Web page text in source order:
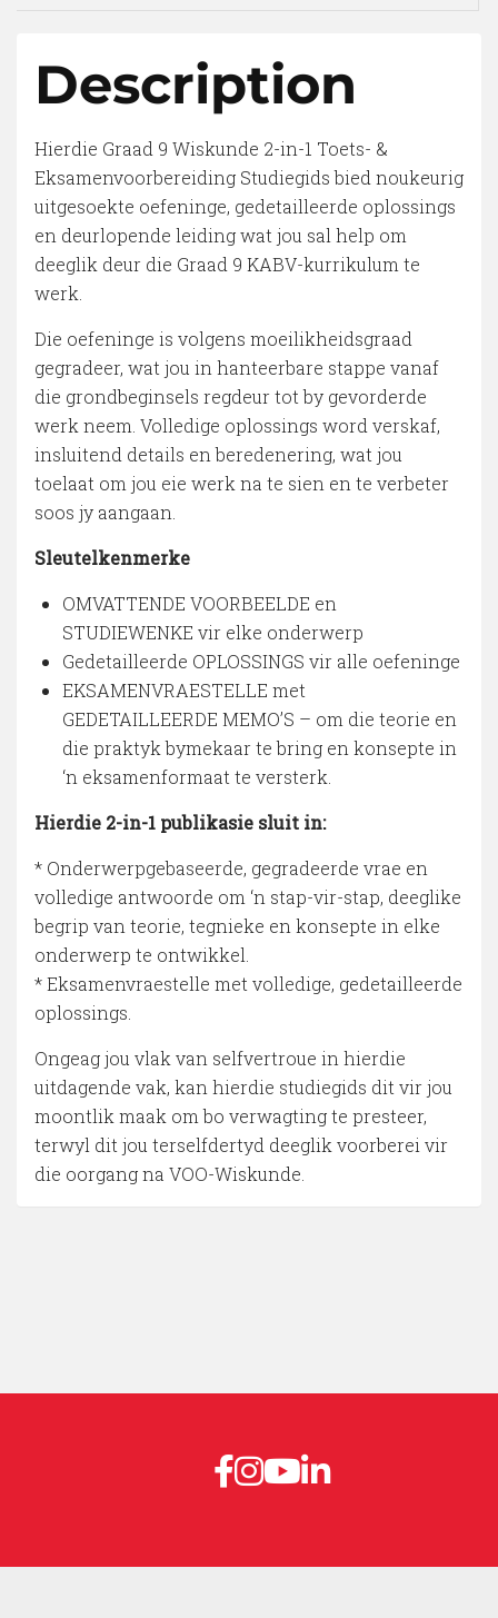
Description
Hierdie Graad 9 Wiskunde 2-in-1 Toets- &
Eksamenvoorbereiding Studiegids bied noukeurig
uitgesoekte oefeninge, gedetailleerde oplossings
en deurlopende leiding wat jou sal help om
deeglik deur die Graad 9 KABV-kurrikulum te
werk.
Die oefeninge is volgens moeilikheidsgraad
gegradeer, wat jou in hanteerbare stappe vanaf
die grondbeginsels regdeur tot by gevorderde
werk neem. Volledige oplossings word verskaf,
insluitend details en beredenering, wat jou
toelaat om jou eie werk na te sien en te verbeter
soos jy aangaan.
Sleutelkenmerke
OMVATTENDE VOORBEELDE en
STUDIEWENKE vir elke onderwerp
Gedetailleerde OPLOSSINGS vir alle oefeninge
EKSAMENVRAESTELLE met
GEDETAILLEERDE MEMO’S – om die teorie en
die praktyk bymekaar te bring en konsepte in
‘n eksamenformaat te versterk.
Hierdie 2-in-1 publikasie sluit in:
* Onderwerpgebaseerde, gegradeerde vrae en
volledige antwoorde om ‘n stap-vir-stap, deeglike
begrip van teorie, tegnieke en konsepte in elke
onderwerp te ontwikkel.
* Eksamenvraestelle met volledige, gedetailleerde
oplossings.
Ongeag jou vlak van selfvertroue in hierdie
uitdagende vak, kan hierdie studiegids dit vir jou
moontlik maak om bo verwagting te presteer,
terwyl dit jou terselfdertyd deeglik voorberei vir
die oorgang na VOO-Wiskunde.